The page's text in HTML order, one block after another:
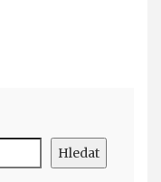
Hledat